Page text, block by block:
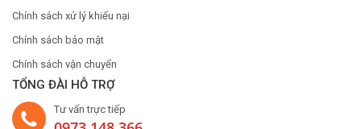
Chính sách xử lý khiếu nại
Chính sách bảo mật
Chính sách vận chuyển
TỔNG ĐÀI HỖ TRỢ
Tư vấn trực tiếp